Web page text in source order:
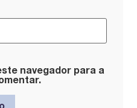
navegador para a